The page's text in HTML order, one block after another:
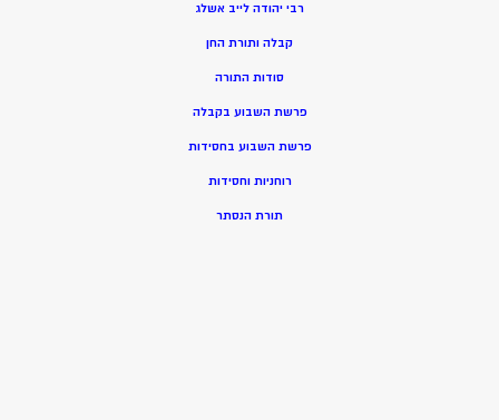
רבי יהודה לייב אשלג
קבלה ותורת החן
סודות התורה
פרשת השבוע בקבלה
פרשת השבוע בחסידות
רוחניות וחסידות
תורת הנסתר